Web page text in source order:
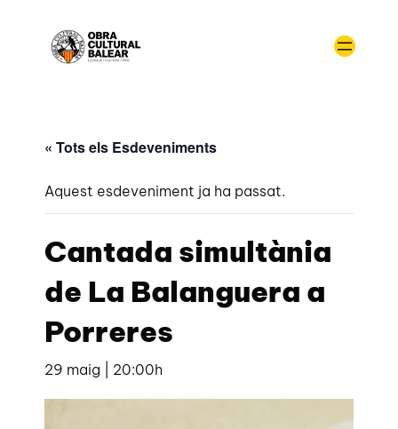
« Tots els Esdeveniments
Aquest esdeveniment ja ha passat.
Cantada simultània
de La Balanguera a
Porreres
29 maig | 20:00h